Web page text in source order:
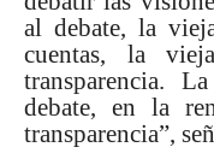
al debate, la
cuentas, la
transparencia.
debate, en la
transparencia”,